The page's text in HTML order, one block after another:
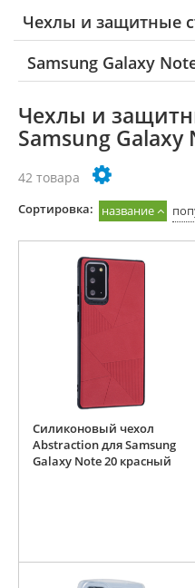
Чехлы и защитные
Samsung Galaxy
Чехлы и
Samsung Galaxy
42 товара
Cортировка: название
Силиконовый чехол
Abstraction для Samsung
Galaxy Note 20 красный